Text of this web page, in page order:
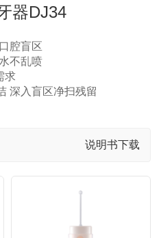
器DJ34
腔盲区
不乱喷
求
深入盲区净扫残留
说明书下载